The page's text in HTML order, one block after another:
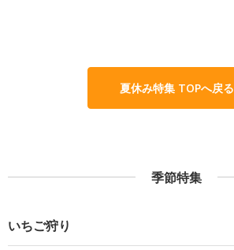
夏休み特集 TOPへ戻る
季節特集
いちご狩り